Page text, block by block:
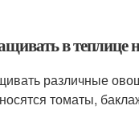
в теплице
различные
томаты,